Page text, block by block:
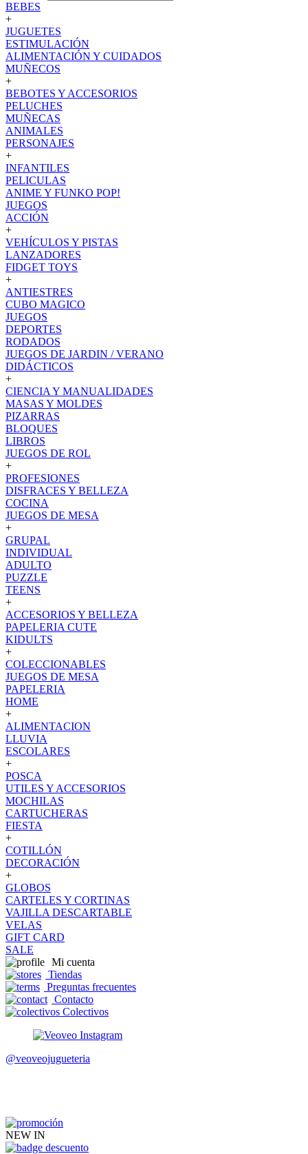
BEBES
+
JUGUETES
ESTIMULACIÓN
ALIMENTACIÓN Y CUIDADOS
MUÑECOS
+
BEBOTES Y ACCESORIOS
PELUCHES
MUÑECAS
ANIMALES
PERSONAJES
+
INFANTILES
PELICULAS
ANIME Y FUNKO POP!
JUEGOS
ACCIÓN
+
VEHÍCULOS Y PISTAS
LANZADORES
FIDGET TOYS
+
ANTIESTRES
CUBO MAGICO
JUEGOS
DEPORTES
RODADOS
JUEGOS DE JARDIN / VERANO
DIDÁCTICOS
+
CIENCIA Y MANUALIDADES
MASAS Y MOLDES
PIZARRAS
BLOQUES
LIBROS
JUEGOS DE ROL
+
PROFESIONES
DISFRACES Y BELLEZA
COCINA
JUEGOS DE MESA
+
GRUPAL
INDIVIDUAL
ADULTO
PUZZLE
TEENS
+
ACCESORIOS Y BELLEZA
PAPELERIA CUTE
KIDULTS
+
COLECCIONABLES
JUEGOS DE MESA
PAPELERIA
HOME
+
ALIMENTACION
LLUVIA
ESCOLARES
+
POSCA
UTILES Y ACCESORIOS
MOCHILAS
CARTUCHERAS
FIESTA
+
COTILLÓN
DECORACIÓN
+
GLOBOS
CARTELES Y CORTINAS
VAJILLA DESCARTABLE
VELAS
GIFT CARD
SALE
Mi cuenta
Tiendas
Preguntas frecuentes
Contacto
Colectivos
@veoveojugueteria
NEW IN